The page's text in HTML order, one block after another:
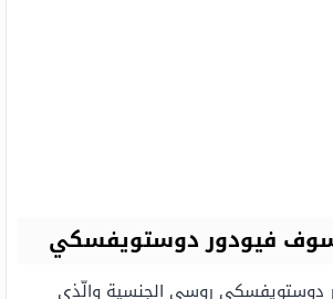
فيودور دوستويفسكي
دوستويفسكي روسي الجنسية والّذي